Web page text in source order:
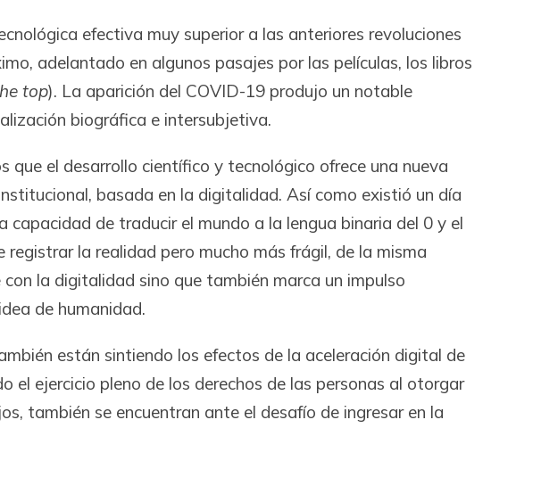
efectiva muy superior a las anteriores revoluciones
adelantado en algunos pasajes por las películas, los libros
top). La aparición del COVID-19 produjo un notable
biográfica e intersubjetiva.
el desarrollo científico y tecnológico ofrece una nueva
basada en la digitalidad. Así como existió un día
de traducir el mundo a la lengua binaria del 0 y el
la realidad pero mucho más frágil, de la misma
la digitalidad sino que también marca un impulso
de humanidad.
están sintiendo los efectos de la aceleración digital de
el ejercicio pleno de los derechos de las personas al otorgar
también se encuentran ante el desafío de ingresar en la